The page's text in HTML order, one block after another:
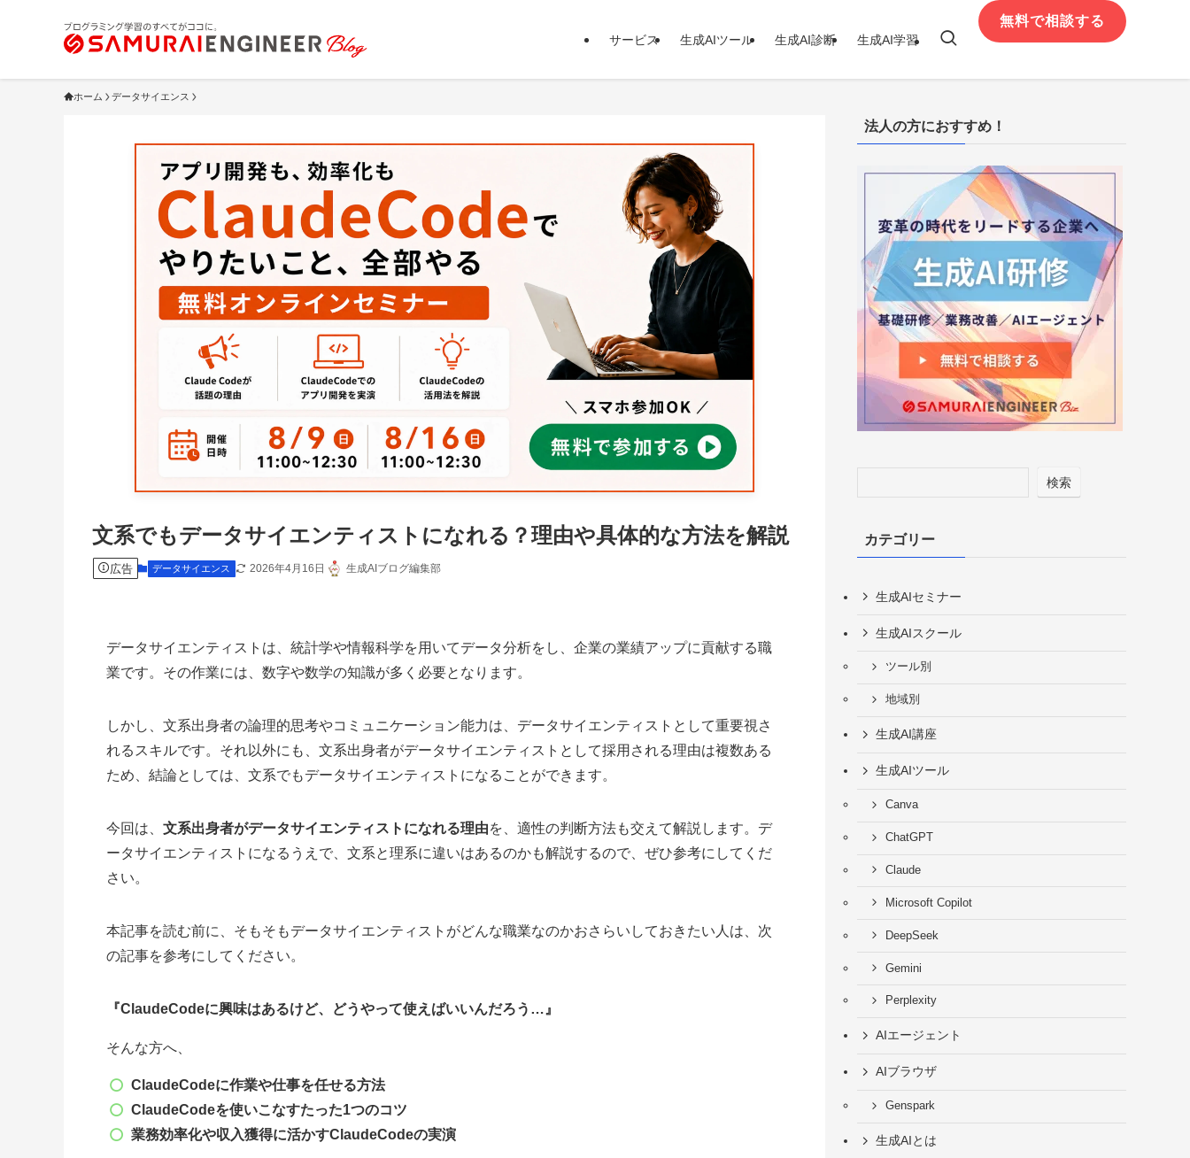
サービス 生成AIツール 生成AI診断 生成AI学習
無料で相談する
ホーム データサイエンス
文系でもデータサイエンティストになれる？理由や具体的な方法を解説
広告 データサイエンス 2026年4月16日 生成AIブログ編集部
データサイエンティストは、統計学や情報科学を用いてデータ分析をし、企業の業績アップに貢献する職
業です。その作業には、数字や数学の知識が多く必要となります。
しかし、文系出身者の論理的思考やコミュニケーション能力は、データサイエンティストとして重要視さ
れるスキルです。それ以外にも、文系出身者がデータサイエンティストとして採用される理由は複数ある
ため、結論としては、文系でもデータサイエンティストになることができます。
今回は、 文系出身者がデータサイエンティストになれる理由を、適性の判断方法も交えて解説します。デ
ータサイエンティストになるうえで、文系と理系に違いはあるのかも解説するので、ぜひ参考にしてくだ
さい。
本記事を読む前に、そもそもデータサイエンティストがどんな職業なのかおさらいしておきたい人は、次
の記事を参考にしてください。
『ClaudeCodeに興味はあるけど、どうやって使えばいいんだろう…』
そんな方へ、
ClaudeCodeに作業や仕事を任せる方法
ClaudeCodeを使いこなすたった1つのコツ
業務効率化や収入獲得に活かすClaudeCodeの実演
法人の方におすすめ！
検索
カテゴリー
生成AIセミナー
生成AIスクール
ツール別
地域別
生成AI講座
生成AIツール
Canva
ChatGPT
Claude
Microsoft Copilot
DeepSeek
Gemini
Perplexity
AIエージェント
AIブラウザ
Genspark
生成AIとは